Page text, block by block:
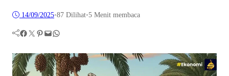
14/09/2025•87 Dilihat•5 Menit membaca
Facebook Twitter Pinterest Mail WhatsApp